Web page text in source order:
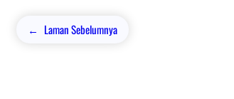
← Laman Sebelumnya